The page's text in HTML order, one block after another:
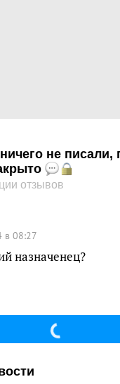
не писали,
отзывов
в 08:27
назначенец?